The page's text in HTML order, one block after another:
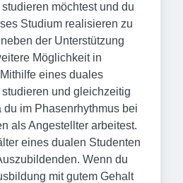
möchtest und du
Studium realisieren zu
der Unterstützung
Möglichkeit in
eines duales
und gleichzeitig
im Phasenrhythmus bei
als Angestellter arbeitest.
eines dualen Studenten
Wenn du
mit gutem Gehalt